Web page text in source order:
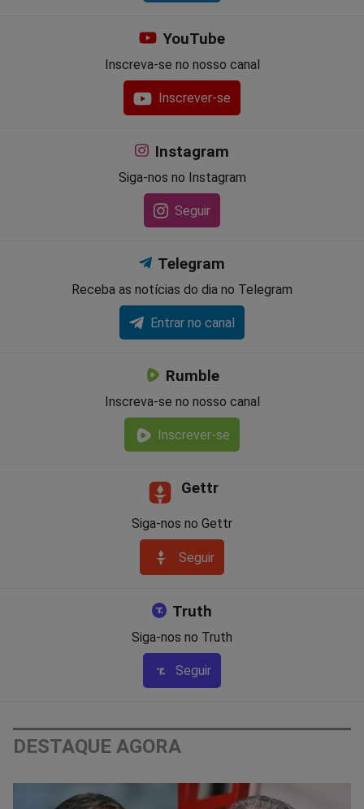
YouTube
Inscreva-se no nosso canal
Inscrever-se
Instagram
Siga-nos no Instagram
Seguir
Telegram
Receba as notícias do dia no Telegram
Entrar no canal
Rumble
Inscreva-se no nosso canal
Inscrever-se
Gettr
Siga-nos no Gettr
Seguir
Truth
Siga-nos no Truth
Seguir
DESTAQUE AGORA